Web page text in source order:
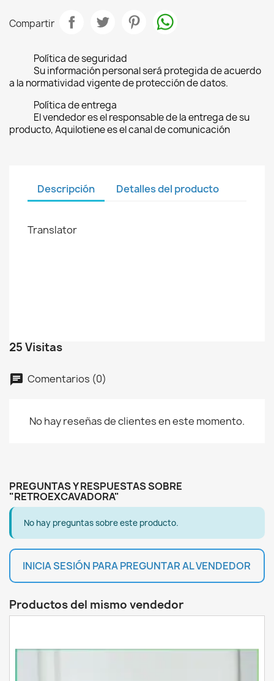
Compartir
Política de seguridad
Su información personal será protegida de acuerdo
a la normatividad vigente de protección de datos.
Política de entrega
El vendedor es el responsable de la entrega de su
producto, Aquilotiene es el canal de comunicación
Descripción Detalles del producto
Translator
25 Visitas
chat Comentarios (0)
No hay reseñas de clientes en este momento.
PREGUNTAS Y RESPUESTAS SOBRE
"RETROEXCAVADORA"
No hay preguntas sobre este producto.
INICIA SESIÓN PARA PREGUNTAR AL VENDEDOR
Productos del mismo vendedor